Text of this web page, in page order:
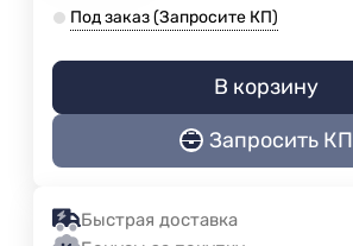
Под заказ (Запросите КП)
В корзину
Запросить КП
Быстрая доставка